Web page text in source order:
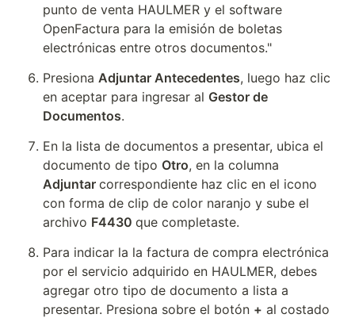
punto de venta HAULMER y el software
OpenFactura para la emisión de boletas
electrónicas entre otros documentos."
Presiona Adjuntar Antecedentes, luego haz clic
en aceptar para ingresar al Gestor de
Documentos.
En la lista de documentos a presentar, ubica el
documento de tipo Otro
Adjuntar correspondiente haz clic en el icono
con forma de clip de color naranjo y sube el
archivo F4430 que completaste.
Para indicar la la factura de compra electrónica
por el servicio adquirido en HAULMER, debes
agregar otro tipo de documento a lista a
presentar. Presiona sobre el botón + al costado